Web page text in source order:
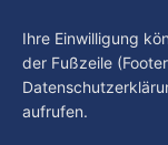
Ihre Einwilligung
der Fußzeile
aufrufen.